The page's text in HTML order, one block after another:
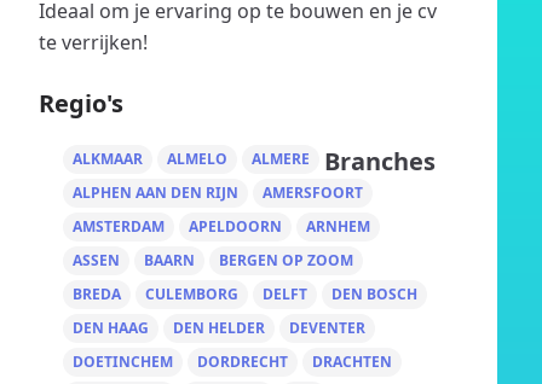
Ideaal om je ervaring op te bouwen en je cv
te verrijken!
Regio's
ALKMAAR ALMELO
ALMERE
ALPHEN AAN DEN RIJN
AMERSFOORT
AMSTERDAM
APELDOORN
ARNHEM
ASSEN
BAARN
BERGEN OP ZOOM
BREDA
CULEMBORG DELFT
DEN BOSCH
DEN HAAG
DEN HELDER
DEVENTER
DOETINCHEM
DORDRECHT
DRACHTEN
Branches